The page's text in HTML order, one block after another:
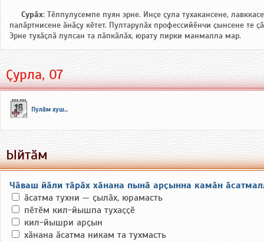
Сурӑх: Тӗлпулусемпе пуян эрне. Инҫе ҫула тухакансене,
палӑртнисене ӑнӑҫу кӗтет. Пултарулӑх профессийӗнчи ҫынсене те
Эрне тухӑҫлӑ пулсан та лӑпкӑлӑх, юрату пирки манмалла мар.
Ҫурла, 07
Пулӑм хуш...
Ыйтӑм
Чӑваш йӑли тӑрӑх хӑнана пынӑ арҫынна камӑн
ӑсатма тухни — ҫылӑх, юрамасть
пӗтӗм кил-йышпа тухаҫҫӗ
кил-йышри арҫын
хӑнана ӑсатма никам та тухмасть